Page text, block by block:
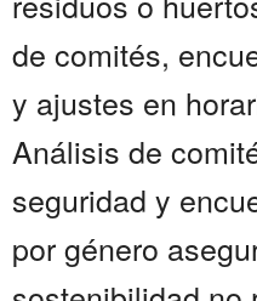
de comités,
y ajustes en
Análisis de
seguridad y
por género